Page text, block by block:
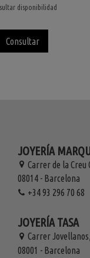
disponibilidad
Consultar
JOYERÍA
Carrer de la Creu
08014 - Barcelona
+34 93 296 70 68
JOYERÍA TASA
Carrer
08001 - Barcelona